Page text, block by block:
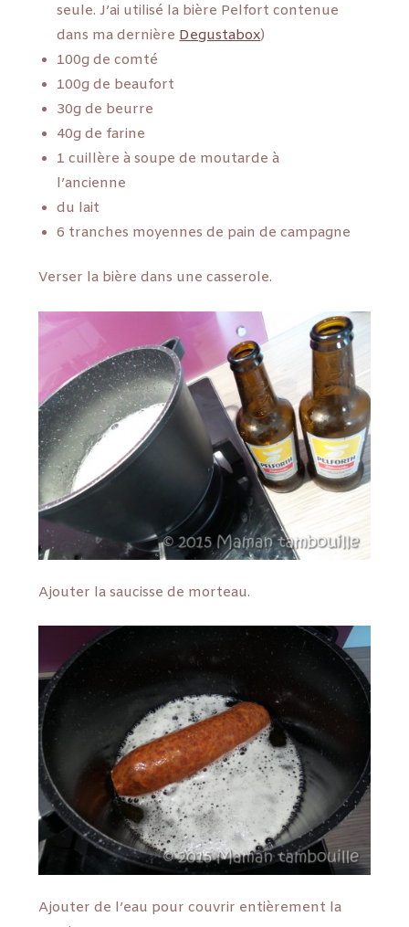
seule. J’ai utilisé la bière Pelfort contenue
dans ma dernière Degustabox)
100g de comté
100g de beaufort
30g de beurre
40g de farine
1 cuillère à soupe de moutarde à
l’ancienne
du lait
6 tranches moyennes de pain de campagne
Verser la bière dans une casserole.
Ajouter la saucisse de morteau.
Ajouter de l’eau pour couvrir entièrement la